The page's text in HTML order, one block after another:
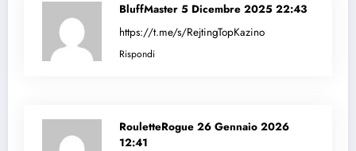
BluffMaster 5 Dicembre 2025 22:43
https://t.me/s/RejtingTopKazino
Rispondi
RouletteRogue 26 Gennaio 2026
12:41